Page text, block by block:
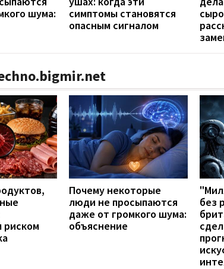
шума:
симптомы становятся
опасным сигналом
Почему некоторые
люди не просыпаются
даже от громкого шума:
объяснение
без